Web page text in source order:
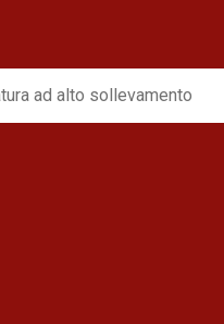
ad alto sollevamento